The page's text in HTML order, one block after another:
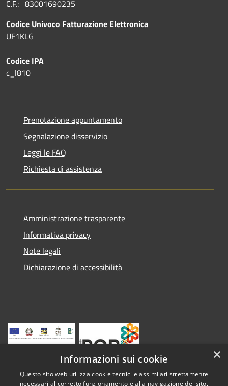
C.F.: 83001690235
Codice Univoco Fatturazione Elettronica
UF1KLG
Codice IPA
c_l810
Prenotazione appuntamento
Segnalazione disservizio
Leggi le FAQ
Richiesta di assistenza
Amministrazione trasparente
Informativa privacy
Note legali
Dichiarazione di accessibilità
×
Informazioni sui cookie
Questo sito web utilizza cookie tecnici e assimilati strettamente
necessari al corretto funzionamento e alla navigazione del sito,